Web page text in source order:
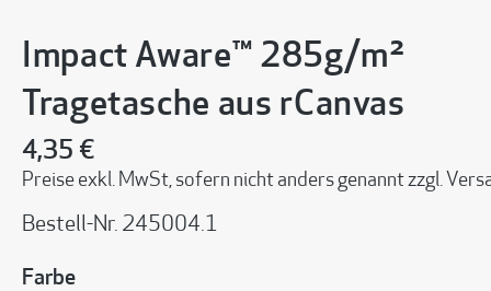
Impact Aware™ 285g/m²
Tragetasche aus rCanvas
4,35 €
Preise exkl. MwSt, sofern nicht anders genannt zzgl.
Bestell-Nr. 245004.1
Farbeauswählen